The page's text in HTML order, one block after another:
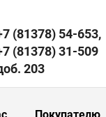
(81378) 54-653,
(81378) 31-509
203